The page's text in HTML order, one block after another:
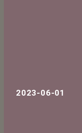
2023-06-01